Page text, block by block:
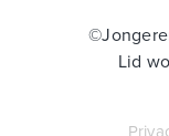
Lid